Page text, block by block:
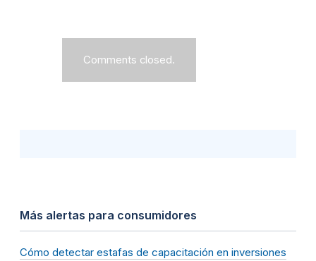
Comments closed.
Más alertas para consumidores
Cómo detectar estafas de capacitación en inversiones